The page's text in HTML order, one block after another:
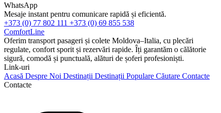
WhatsApp
Mesaje instant pentru comunicare rapidă și eficientă.
+373 (0) 77 802 111 +373 (0) 69 855 538
ComfortLine
Oferim transport pasageri și colete Moldova–Italia, cu plecări
regulate, confort sporit și rezervări rapide. Îți garantăm o călătorie
sigură, comodă și punctuală, alături de șoferi profesioniști.
Link-uri
Acasă Despre Noi Destinații Destinații Populare Căutare Contacte
Contacte